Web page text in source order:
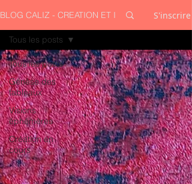
BLOG CALIZ - CREATION ET INSPIRATIONS'inscrire
Tous les posts
Génèse des
tableaux
Visions
éphémères
Création en
cours
Tous les posts